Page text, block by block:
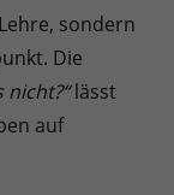
sondern
Die
nicht?“lässt
auf